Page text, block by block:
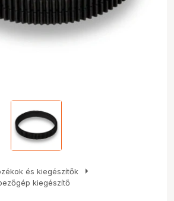
és kiegészítők arrow_right
kiegészítő